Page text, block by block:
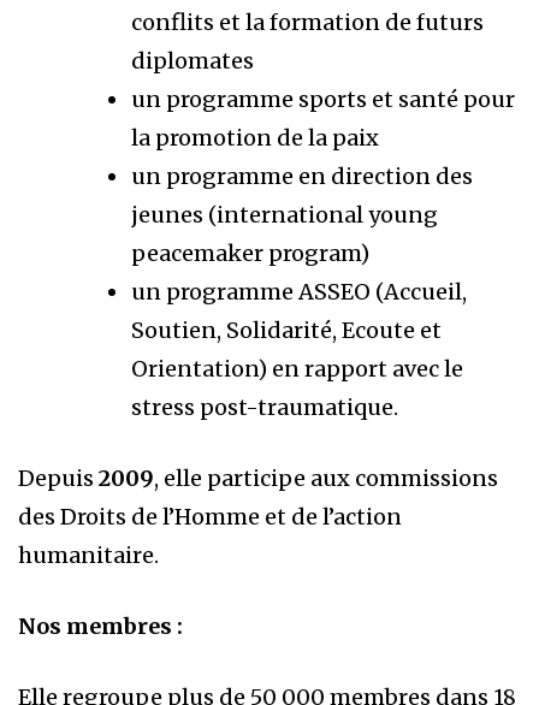
conflits et la formation de futurs
diplomates
un programme sports et santé pour
la promotion de la paix
un programme en direction des
jeunes (international young
peacemaker program)
un programme ASSEO (Accueil,
Soutien, Solidarité, Ecoute et
Orientation) en rapport avec le
stress post-traumatique.
Depuis 2009, elle participe aux commissions
des Droits de l’Homme et de l’action
humanitaire.
Nos membres :
Elle regroupe plus de 50 000 membres dans 18